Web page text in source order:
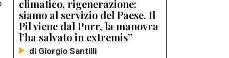
climatico, rigenerazione:
siamo al servizio del Paese. Il
Pil viene dal Pnrr, la manovra
l’ha salvato in extremis”
di Giorgio Santilli